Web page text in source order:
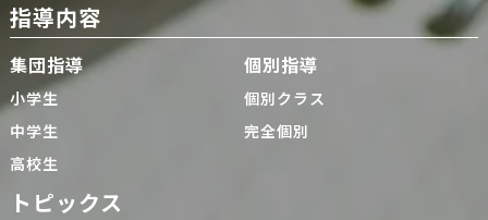
指導内容
集団指導
小学生
中学生
高校生
個別指導
個別クラス
完全個別
トピックス